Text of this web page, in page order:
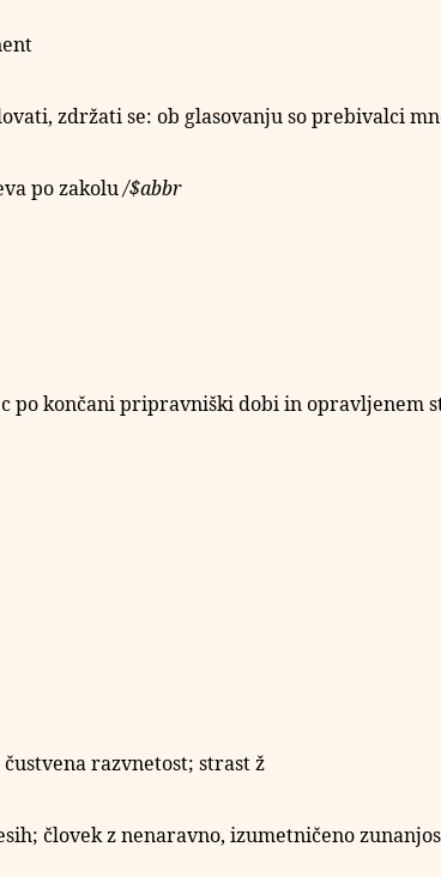
zdržati se: ob glasovanju so prebivalci
po zakolu/$abbr
po končani pripravniški dobi in opravljenem
razvnetost; strastž
človek z nenaravno, izumetničeno